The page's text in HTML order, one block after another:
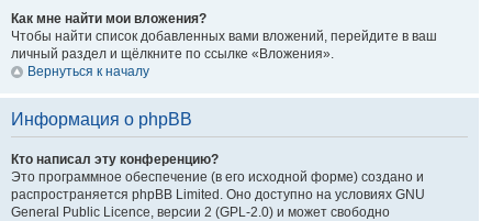
Как мне найти мои вложения?
Чтобы найти список добавленных вами вложений, перейдите в ваш
личный раздел и щёлкните по ссылке «Вложения».
Вернуться к началу
Информация о phpBB
Кто написал эту конференцию?
Это программное обеспечение (в его исходной форме) создано и
распространяется phpBB Limited. Оно доступно на условиях GNU
General Public Licence, версии 2 (GPL-2.0) и может свободно